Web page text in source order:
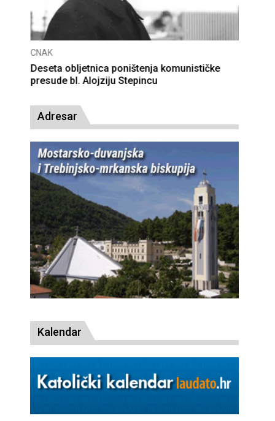
CNAK
Deseta obljetnica poništenja komunističke
presude bl. Alojziju Stepincu
Adresar
Kalendar